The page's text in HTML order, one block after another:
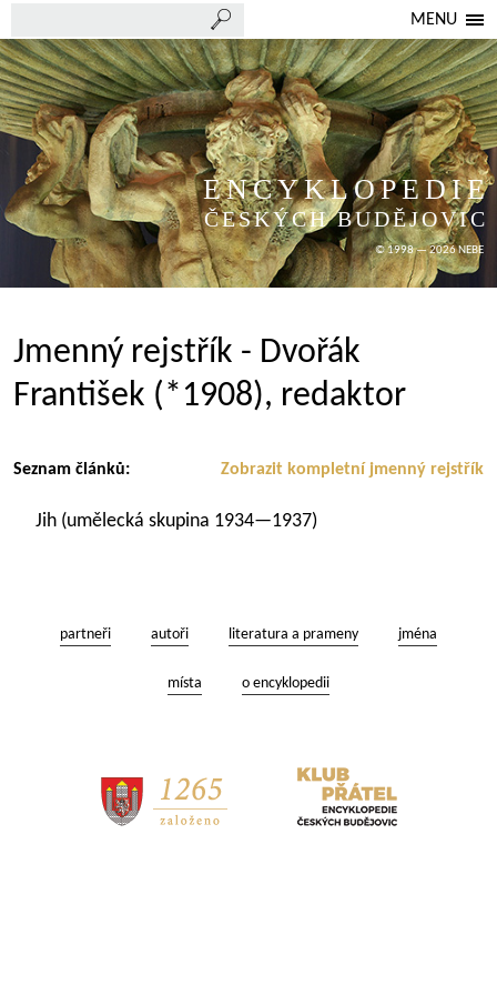
MENU
ENCYKLOPEDIE
ČESKÝCH BUDĚJOVIC
© 1998 — 2026 NEBE
Jmenný rejstřík - Dvořák
František (*1908), redaktor
Zobrazit kompletní jmenný rejstřík
Seznam článků:
Jih (umělecká skupina 1934—1937)
partneři autoři literatura a prameny jména
místa o encyklopedii